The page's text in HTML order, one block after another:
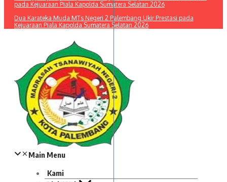
pada Kejuaraan Piala Kapolda Sumatera Selatan 2026
Dua Karateka Muda MTs Negeri 2 Palembang Ukir Prestasi pada
Kejuaraan Piala Kapolda Sumatera Selatan 2026
Main Menu
Kami